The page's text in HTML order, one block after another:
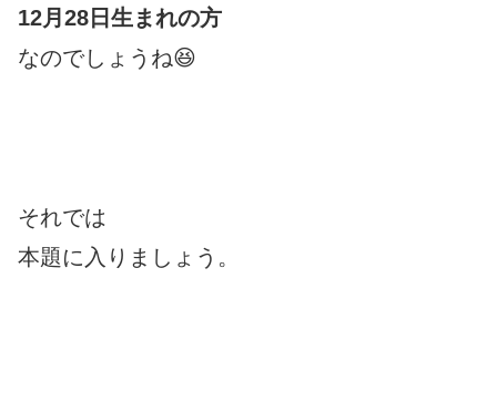
12月28日生まれの方
なのでしょうね😆
それでは
本題に入りましょう。